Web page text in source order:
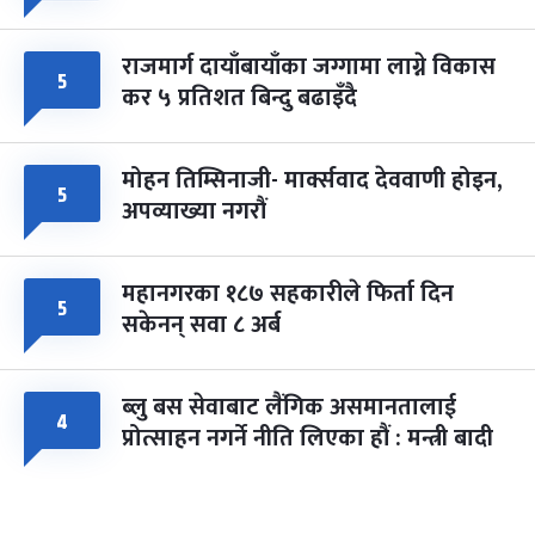
५ राजमार्ग दायाँबायाँका जग्गामा लाग्ने विकास
कर ५ प्रतिशत बिन्दु बढाइँदै
५ मोहन तिम्सिनाजी- मार्क्सवाद देववाणी होइन,
अपव्याख्या नगरौं
५ महानगरका १८७ सहकारीले फिर्ता दिन
सकेनन् सवा ८ अर्ब
४ ब्लु बस सेवाबाट लैंगिक असमानतालाई
प्रोत्साहन नगर्ने नीति लिएका हौं : मन्त्री बादी